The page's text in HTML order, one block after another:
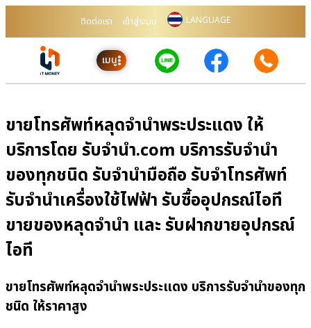
ติดต่อเรา เข้าสู่ระบบ LANGUAGE
เมนู
ขายโทรศัพท์หลุดจำนำพระประแดง ให้
บริการโดย รับจํานํา.com บริการรับจำนำ
ของทุกชนิด รับจำนำมือถือ รับจำโทรศัพท์
รับจำนำเครื่องใช้ไฟฟ้า รับซื้ออุปกรณ์ไอที
ขายของหลุดจำนำ และ รับฝากขายอุปกรณ์
ไอที
ขายโทรศัพท์หลุดจำนำพระประแดง บริการรับจำนำของทุก
ชนิด ให้ราคาสูง